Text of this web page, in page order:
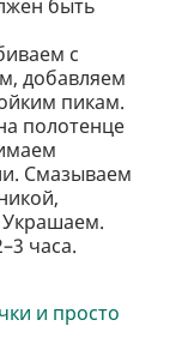
быть
с
добавляем
пикам.
полотенце
Смазываем
Украшаем.
часа.
и просто